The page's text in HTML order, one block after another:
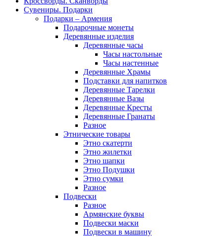
Сувениры. Подарки
Подарки – Армения
Подарочные монеты
Деревянные изделия
Деревянные часы
Часы настольные
Часы настенные
Деревянные Храмы
Подставки для напитков
Деревянные Тарелки
Деревянные Вазы
Деревянные Кресты
Деревянные Гранаты
Разное
Этнические товары
Этно скатерти
Этно жилетки
Этно шапки
Этно Подушки
Этно сумки
Разное
Подвески
Разное
Армянские буквы
Подвески маски
Подвески в машину